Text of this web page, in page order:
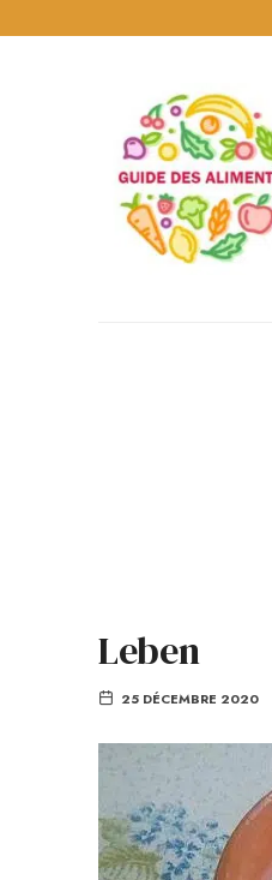
Guide
des
Aliments
Leben
25 DÉCEMBRE 2020